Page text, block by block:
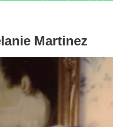
Martinez